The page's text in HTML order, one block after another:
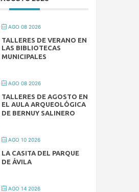
AGO 08 2026
TALLERES DE VERANO EN
LAS BIBLIOTECAS
MUNICIPALES
AGO 08 2026
TALLERES DE AGOSTO EN
EL AULA ARQUEOLÓGICA
DE BERNUY SALINERO
AGO 10 2026
LA CASITA DEL PARQUE
DE ÁVILA
AGO 14 2026